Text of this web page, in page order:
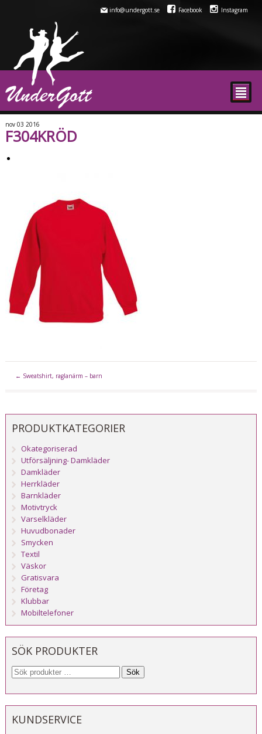
info@undergott.se Facebook Instagram
²
nov 03 2016
F304KRÖD
← Sweatshirt, raglanärm – barn
PRODUKTKATEGORIER
Okategoriserad
Utförsäljning- Damkläder
Damkläder
Herrkläder
Barnkläder
Motivtryck
Varselkläder
Huvudbonader
Smycken
Textil
Väskor
Gratisvara
Företag
Klubbar
Mobiltelefoner
SÖK PRODUKTER
Sök
KUNDSERVICE